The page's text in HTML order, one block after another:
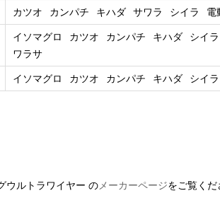
カツオ カンパチ キハダ サワラ シイラ 電
イソマグロ カツオ カンパチ キハダ シイラ
ワラサ
イソマグロ カツオ カンパチ キハダ シイラ
ウルトラワイヤー の メーカーページをご覧くだ